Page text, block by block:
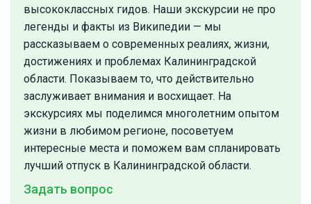
высококлассных гидов. Наши экскурсии не про
легенды и факты из Википедии — мы
рассказываем о современных реалиях, жизни,
достижениях и проблемах Калининградской
области. Показываем то, что действительно
заслуживает внимания и восхищает. На
экскурсиях мы поделимся многолетним опытом
жизни в любимом регионе, посоветуем
интересные места и поможем вам спланировать
лучший отпуск в Калининградской области.
Задать вопрос